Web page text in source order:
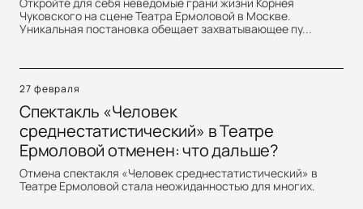
Чуковского на сцене Театра Ермоловой в Москве.
Уникальная постановка обещает захватывающее пу...
27 февраля
Спектакль «Человек
среднестатистический» в Театре
Ермоловой отменен: что дальше?
Отмена спектакля «Человек среднестатистический» в
Театре Ермоловой стала неожиданностью для многих.